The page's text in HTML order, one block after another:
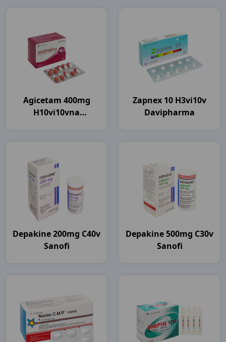
Agicetam 400mg
H10vi10vna
Zapnex 10 H3vi10v
Davipharma
Depakine 200mg C40v
Sanofi
Depakine 500mg C30v
Sanofi